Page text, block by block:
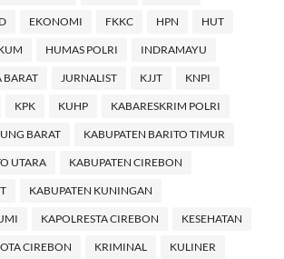
EKONOMI FKKC HPN HUT
HUMAS POLRI INDRAMAYU
BARAT JURNALIST KJJT KNPI
KPK KUHP KABARESKRIM POLRI
BARAT KABUPATEN BARITO TIMUR
UTARA KABUPATEN CIREBON
KABUPATEN KUNINGAN
KAPOLRESTA CIREBON KESEHATAN
CIREBON KRIMINAL KULINER